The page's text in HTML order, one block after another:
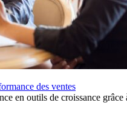
des ventes
en outils de croissance